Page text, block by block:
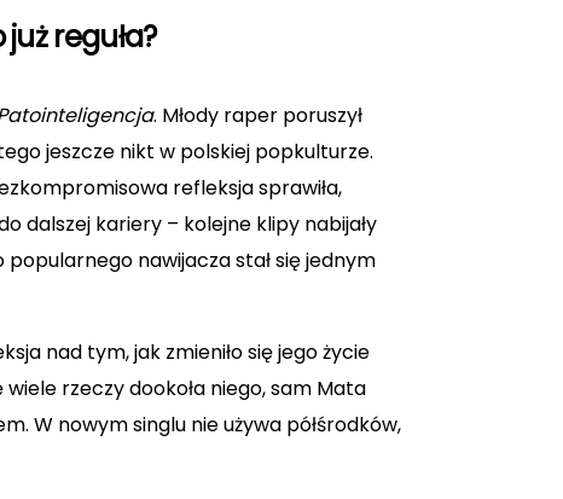
reguła?
. Młody raper poruszył
jeszcze nikt w polskiej popkulturze.
refleksja sprawiła,
dalszej kariery – kolejne klipy nabijały
nawijacza stał się jednym
nad tym, jak zmieniło się jego życie
wiele rzeczy dookoła niego, sam Mata
W nowym singlu nie używa półśrodków,